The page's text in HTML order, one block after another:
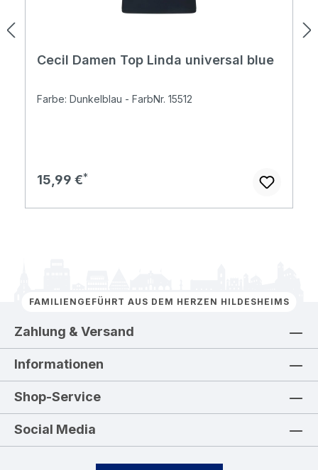
Cecil Damen Top Linda universal blue
Farbe: Dunkelblau - FarbNr. 15512
Regulärer Preis:
15,99 €
FAMILIENGEFÜHRT AUS DEM HERZEN HILDESHEIMS
Zahlung & Versand
Informationen
Shop-Service
Social Media